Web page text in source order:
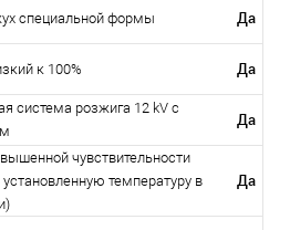
специальной формы Да
к 100% Да
система розжига 12 kV с
Да
чувствительности
температуру в
Да